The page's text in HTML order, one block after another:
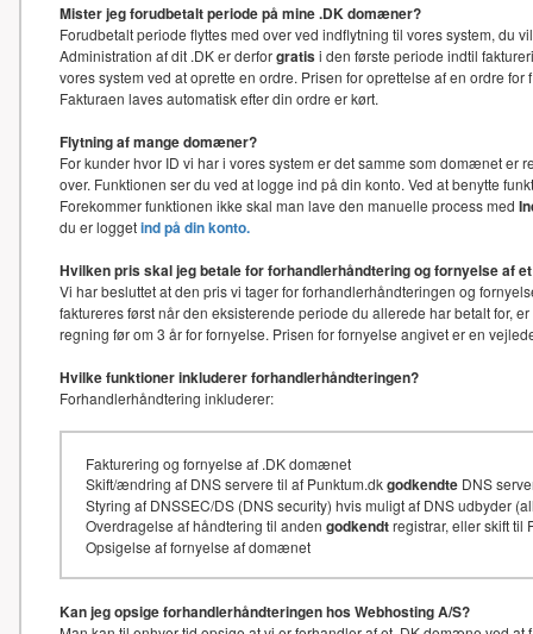
Mister jeg forudbetalt periode på mine .DK domæner?
Forudbetalt periode flyttes med over ved indflytning til vores system,
Administration af dit .DK er derforgratisi den første periode indtil
vores system ved at oprette en ordre. Prisen for oprettelse af en ordre
Fakturaen laves automatisk efter din ordre er kørt.
Flytning af mange domæner?
For kunder hvor ID vi har i vores system er det samme som domænet
over. Funktionen ser du ved at logge ind på din konto. Ved at benytte
Forekommer funktionen ikke skal man lave den manuelle process med
du er loggetind på din konto.
Hvilken pris skal jeg betale for forhandlerhåndtering og fornyelse af
Vi har besluttet at den pris vi tager for forhandlerhåndteringen og
faktureres først når den eksisterende periode du allerede har betalt for,
regning før om 3 år for fornyelse. Prisen for fornyelse angivet er en
Hvilke funktioner inkluderer forhandlerhåndteringen?
Forhandlerhåndtering inkluderer:
Fakturering og fornyelse af .DK domænet
Skift/ændring af DNS servere til af Punktum.dkgodkendte DNS
Styring af DNSSEC/DS (DNS security) hvis muligt af DNS udbyder
Overdragelse af håndtering til anden godkendtregistrar, eller skift til
Opsigelse af fornyelse af domænet
Kan jeg opsige forhandlerhåndteringen hos Webhosting A/S?